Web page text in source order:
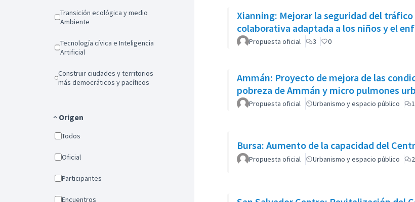
Transición ecológica y medio
Ambiente
Tecnología cívica e Inteligencia
Artificial
Construir ciudades y territorios
más democráticos y pacíficos
Origen
Todos
Oficial
Participantes
Encuentros
Xianning: Mejorar la seguridad del
colaborativa adaptada a los niños y el
Propuesta oficial 3 0
Ammán: Proyecto de mejora de las
pobreza de Ammán y micro pulmones
Propuesta oficial Urbanismo y espacio público 1
Bursa: Aumento de la capacidad del
Propuesta oficial Urbanismo y espacio público 2